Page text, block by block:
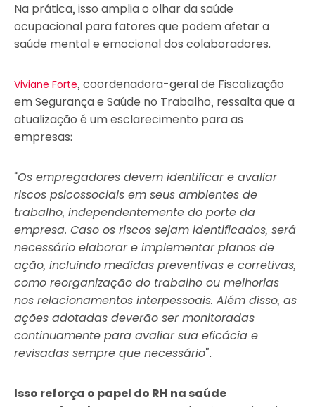
Na prática, isso amplia o olhar da saúde
ocupacional para fatores que podem afetar a
saúde mental e emocional dos colaboradores.
Viviane Forte, coordenadora-geral de Fiscalização
em Segurança e Saúde no Trabalho, ressalta que a
atualização é um esclarecimento para as
empresas:
“Os empregadores devem identificar e avaliar
riscos psicossociais em seus ambientes de
trabalho, independentemente do porte da
empresa. Caso os riscos sejam identificados, será
necessário elaborar e implementar planos de
ação, incluindo medidas preventivas e corretivas,
como reorganização do trabalho ou melhorias
nos relacionamentos interpessoais. Além disso, as
ações adotadas deverão ser monitoradas
continuamente para avaliar sua eficácia e
revisadas sempre que necessário”.
Isso reforça o papel do RH na saúde